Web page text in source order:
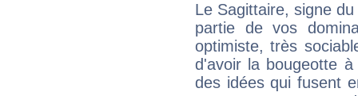
Le Sagittaire, signe
partie de vos
optimiste, très
d'avoir la bougeotte
des idées qui fusent